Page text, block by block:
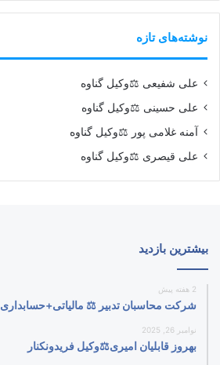
نوشته‌های تازه
علی شفیعی ⚖️وکیل گناوه
علی حسینی ⚖️وکیل گناوه
آمنه غلامی پور ⚖️وکیل گناوه
علی قیصری ⚖️وکیل گناوه
بیشترین بازدید
2 هفته پیش
شرکت محاسبان تدبیر ⚖️ مالیاتی+حسابداری
نوامبر 26, 2025
بهروز قابلیان امیری⚖️وکیل فریدونکنار